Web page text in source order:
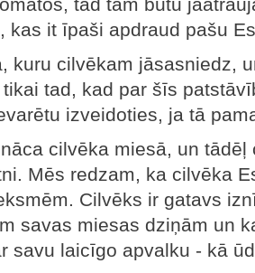
kas it īpaši apdraud pašu
kuru cilvēkam jāsasniedz,
tad, kad par šīs
izveidoties, ja tā
cilvēka miesā, un
Mēs redzam, ka cilvēka
Cilvēks ir gatavs
savas miesas dziņām un
savu laicīgo apvalku - kā